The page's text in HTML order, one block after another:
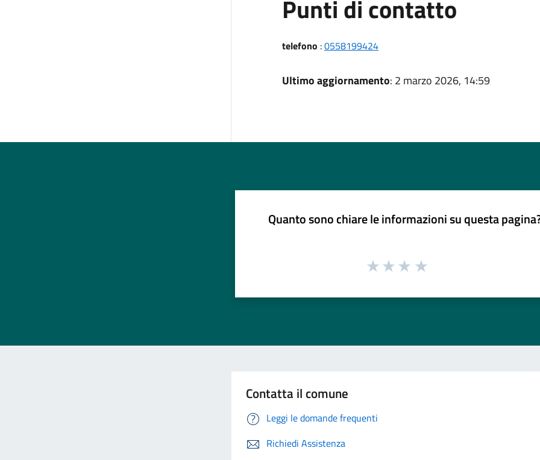
Punti di contatto
telefono :0558199424
Ultimo aggiornamento: 2 marzo 2026, 14:59
Quanto sono chiare le informazioni su questa
Contatta il comune
Leggi le domande frequenti
Richiedi Assistenza